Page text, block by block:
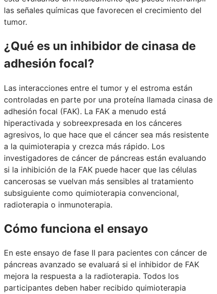
las señales químicas que favorecen el crecimiento del
tumor.
¿Qué es un inhibidor de cinasa de
adhesión focal?
Las interacciones entre el tumor y el estroma están
controladas en parte por una proteína llamada cinasa de
adhesión focal (FAK). La FAK a menudo está
hiperactivada y sobreexpresada en los cánceres
agresivos, lo que hace que el cáncer sea más resistente
a la quimioterapia y crezca más rápido. Los
investigadores de cáncer de páncreas están evaluando
si la inhibición de la FAK puede hacer que las células
cancerosas se vuelvan más sensibles al tratamiento
subsiguiente como quimioterapia convencional,
radioterapia o inmunoterapia.
Cómo funciona el ensayo
En este ensayo de fase II para pacientes con cáncer de
páncreas avanzado se evaluará si el inhibidor de FAK
mejora la respuesta a la radioterapia. Todos los
participantes deben haber recibido quimioterapia